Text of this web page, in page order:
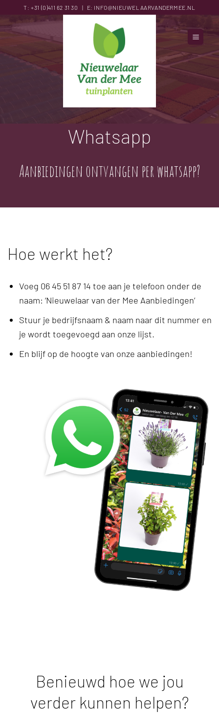
naar
inhoud
T:+31 (0)411 62 31 30 | E: INFO@NIEUWELAARVANDERMEE.NL
Whatsapp
Aanbiedingen ontvangen per whatsapp?
Hoe werkt het?
Voeg 06 45 51 87 14 toe aan je telefoon onder de
naam: ‘Nieuwelaar van der Mee Aanbiedingen’
Stuur je bedrijfsnaam & naam naar dit nummer en
je wordt toegevoegd aan onze lijst.
En blijf op de hoogte van onze aanbiedingen!
Benieuwd hoe we jou
verder kunnen helpen?